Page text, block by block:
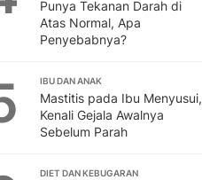
Punya Tekanan Darah di
Atas Normal, Apa
Penyebabnya?
IBU DAN ANAK
Mastitis pada Ibu Menyusui,
Kenali Gejala Awalnya
Sebelum Parah
DIET DAN KEBUGARAN